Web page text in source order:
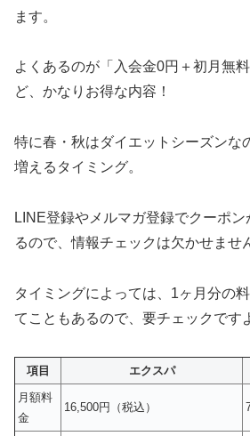
ます。
よくあるのが「入会金0円＋初月無
ど、かなりお得な内容！
特に春・秋はダイエットシーズンな
増えるタイミング。
LINE登録やメルマガ登録でクーポ
るので、情報チェックは欠かせませ
タイミングによっては、1ヶ月分の
てこともあるので、要チェックです
項目 エクスパ
月額料
金
16,500円（税込）